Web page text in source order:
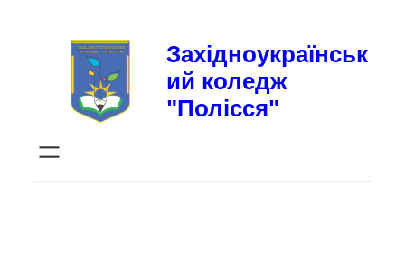
Західноукраїнськ
ий коледж
"Полісся"